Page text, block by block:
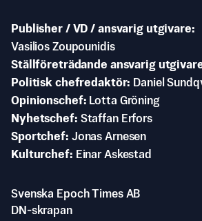
Publisher / VD / ansvarig utgivare
Vasilios Zoupounidis
Ställföreträdande ansvarig
Politisk chefredaktör
Daniel
Opinionschef
Lotta Gröning
Nyhetschef Staffan Erfors
Sportchef Jonas Arnesen
Kulturchef
Einar Askestad
Svenska Epoch Times AB
DN-skrapan